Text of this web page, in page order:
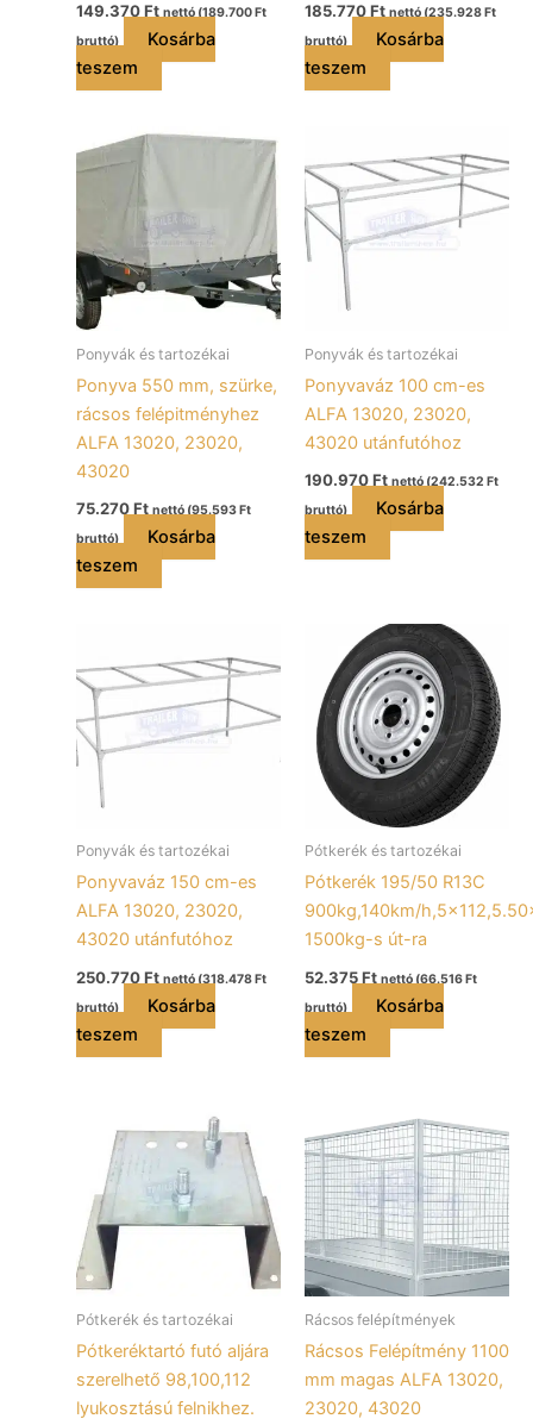
149.370Ft nettó (189.700 Ft
bruttó)
Kosárba
teszem
185.770Ft nettó (235.928 Ft
bruttó)
Kosárba
teszem
Ponyvák és tartozékai
Ponyva 550 mm, szürke,
rácsos felépitményhez
ALFA 13020, 23020,
43020
75.270Ft nettó (95.593Ft
bruttó)
Kosárba
teszem
Ponyvák és tartozékai
Ponyvaváz 100 cm-es
ALFA 13020, 23020,
43020 utánfutóhoz
190.970Ft nettó (242.532 Ft
bruttó)
Kosárba
teszem
Ponyvák és tartozékai
Ponyvaváz 150 cm-es
ALFA 13020, 23020,
43020 utánfutóhoz
250.770Ft nettó (318.478Ft
bruttó)
Kosárba
teszem
Pótkerék és tartozékai
Pótkerék 195/50 R13C
900kg,140km/
1500kg-s út-ra
52.375Ft nettó (66.516Ft
bruttó)
Kosárba
teszem
Pótkerék és tartozékai
Pótkeréktartó futó aljára
szerelhető 98,100,112
lyukosztású felnikhez.
Rácsos felépítmények
Rácsos Felépítmény 1100
mm magas ALFA 13020,
23020, 43020